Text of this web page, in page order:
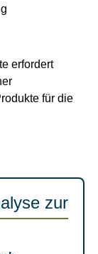
erfordert
für die
zur